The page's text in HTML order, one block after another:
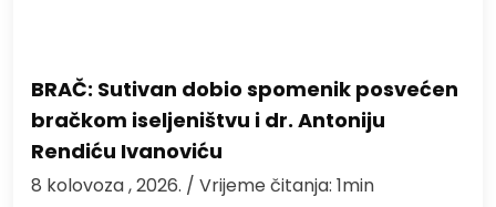
BRAČ: Sutivan dobio spomenik posvećen
bračkom iseljeništvu i dr. Antoniju
Rendiću Ivanoviću
8 kolovoza , 2026. / Vrijeme čitanja: 1min